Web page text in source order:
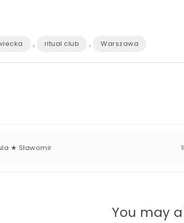
, ritual club , Warszawa
★ Sławomir
You may